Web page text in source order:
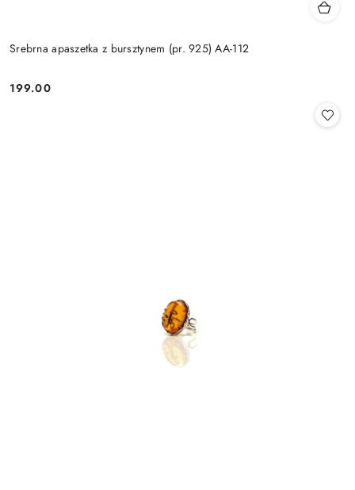
Srebrna apaszetka z bursztynem (pr. 925) AA-112
Cena:
199.00